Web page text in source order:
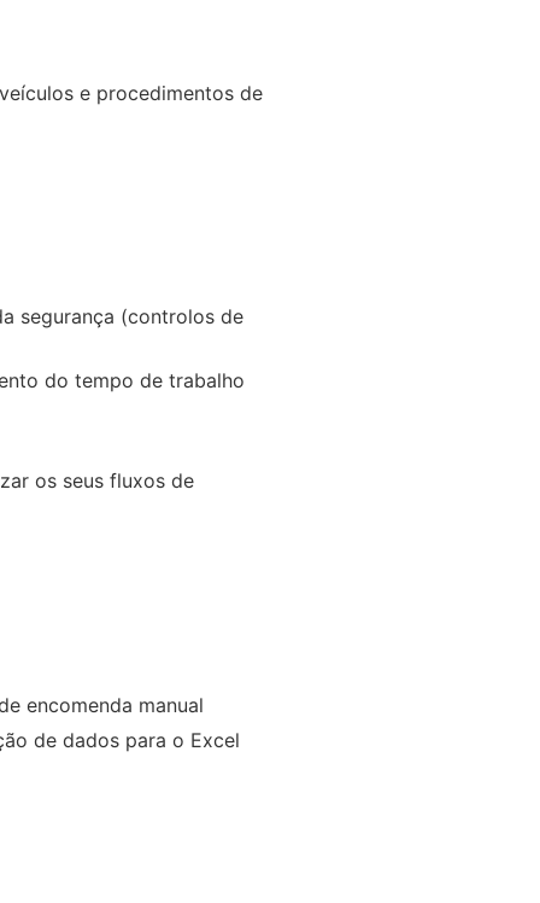
e procedimentos de
segurança (controlos de
do tempo de trabalho
os seus fluxos de
encomenda manual
de dados para o Excel